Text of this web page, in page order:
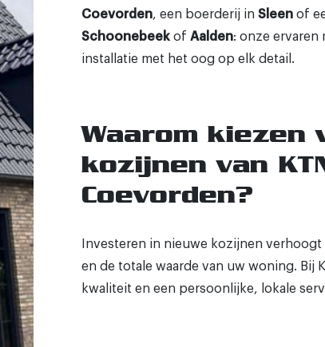
Coevorden, een boerderij in Sleen of
Schoonebeek of Aalden: onze ervaren
installatie met het oog op elk detail.
Waarom
kozijnen van
Coevorden?
Investeren in nieuwe kozijnen
en de totale waarde van uw woning. Bij
kwaliteit en een persoonlijke, lokale